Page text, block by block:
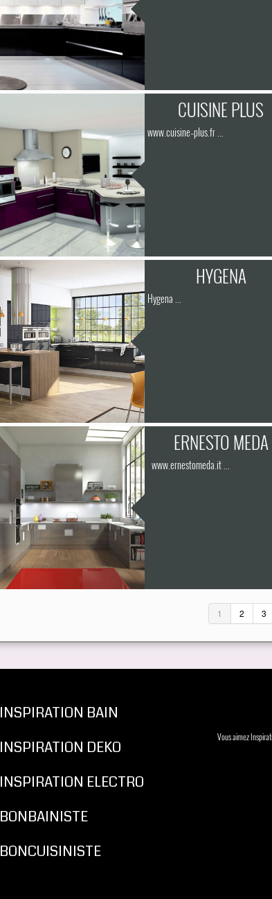
CUISINE PLUS
www.cuisine–plus.fr ...
HYGENA
Hygena ...
ERNESTO MEDA
www.ernestomeda.it ...
1 2 3
INSPIRATION BAIN
INSPIRATION DEKO
INSPIRATION ELECTRO
BONBAINISTE
BONCUISINISTE
Vous aimez